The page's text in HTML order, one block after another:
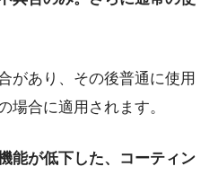
があり、その後普通に使用
場合に適用されます。
能が低下した、コーティン